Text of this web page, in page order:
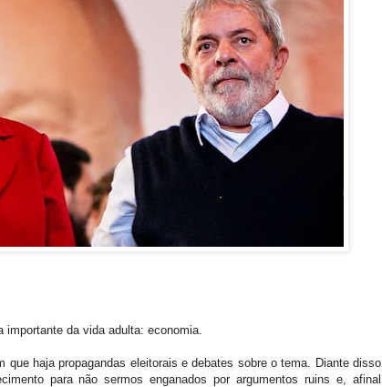
da vida adulta: economia.
haja propagandas eleitorais e debates sobre o tema. Diante disso,
para não sermos enganados por argumentos ruins e, afinal,